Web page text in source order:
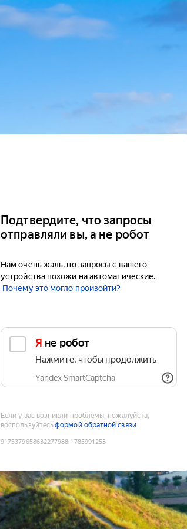
Подтвердите, что запросы
отправляли вы, а не робот
Нам очень жаль, но запросы с вашего
устройства похожи на автоматические.
Почему это могло произойти?
Я не робот
Нажмите, чтобы продолжить
Yandex SmartCaptcha
Если у вас возникли проблемы, пожалуйста,
воспользуйтесьформой обратной связи
9175379658632277988:1785991253